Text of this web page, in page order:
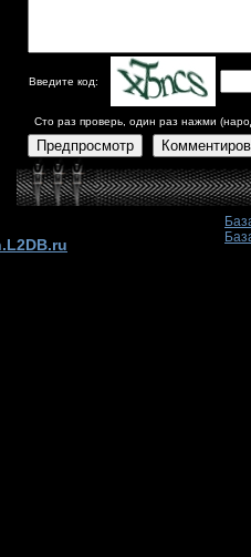
Введите код:
Сто раз проверь, один раз нажми
Предпросмотр